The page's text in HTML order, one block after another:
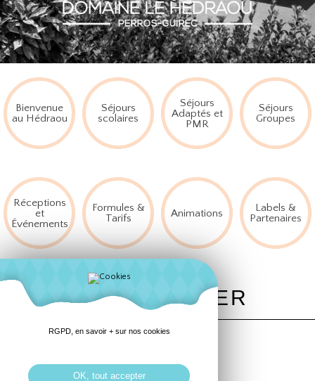
Bienvenue
au Hédraou
Séjours
scolaires
Séjours
Adaptés et
PMR
Séjours
Groupes
Réceptions
et
Événements
Formules &
Tarifs
Animations
Labels &
Partenaires
LAISSE DE MER
(marée basse)
RGPD, en savoir + sur nos cookies
OK, tout accepter